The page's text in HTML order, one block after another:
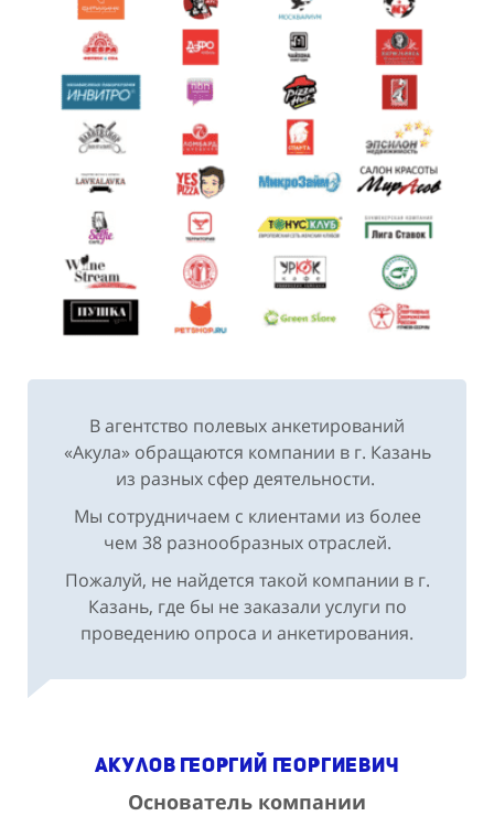
В агентство полевых анкетирований
«Акула» обращаются компании в г. Казань
из разных сфер деятельности.
Мы сотрудничаем с клиентами из более
чем 38 разнообразных отраслей.
Пожалуй, не найдется такой компании в г.
Казань, где бы не заказали услуги по
проведению опроса и анкетирования.
Акулов Георгий Георгиевич
Основатель компании